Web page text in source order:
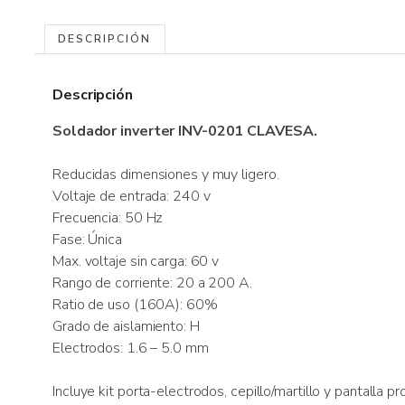
DESCRIPCIÓN
Descripción
Soldador inverter INV-0201 CLAVESA.
Reducidas dimensiones y muy ligero.
Voltaje de entrada: 240 v
Frecuencia: 50 Hz
Fase: Única
Max. voltaje sin carga: 60 v
Rango de corriente: 20 a 200 A.
Ratio de uso (160A): 60%
Grado de aislamiento: H
Electrodos: 1.6 – 5.0 mm
Incluye kit porta-electrodos, cepillo/martillo y pantalla